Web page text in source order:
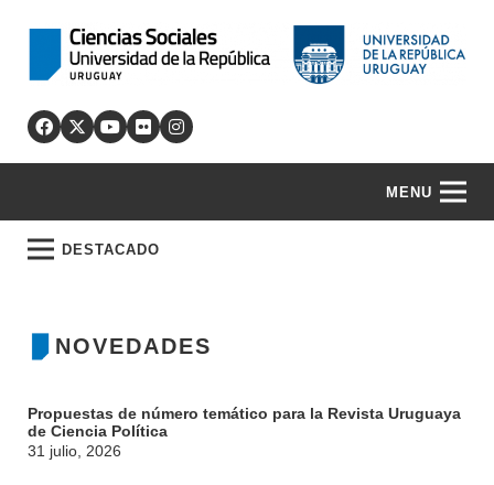
MENU
DESTACADO
NOVEDADES
Propuestas de número temático para la Revista Uruguaya
de Ciencia Política
31 julio, 2026